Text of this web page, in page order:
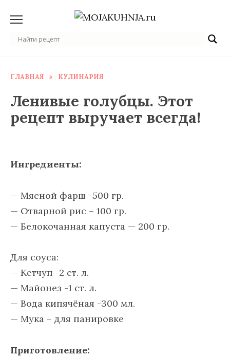
содержанию
ГЛАВНАЯ » КУЛИНАРИЯ
Ленивые голубцы. Этот
рецепт выручает всегда!
Ингредиенты:
— Мясной фарш -500 гр.
— Отварной рис – 100 гр.
— Белокочанная капуста — 200 гр.
Для соуса:
— Кетчуп -2 ст. л.
— Майонез -1 ст. л.
— Вода кипячёная -300 мл.
— Мука – для панировке
Приготовление: